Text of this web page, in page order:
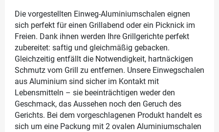
Die vorgestellten Einweg-Aluminiumschalen eignen
sich perfekt für einen Grillabend oder ein Picknick im
Freien. Dank ihnen werden Ihre Grillgerichte perfekt
zubereitet: saftig und gleichmäßig gebacken.
Gleichzeitig entfällt die Notwendigkeit, hartnäckigen
Schmutz vom Grill zu entfernen. Unsere Einwegschalen
aus Aluminium sind sicher im Kontakt mit
Lebensmitteln – sie beeinträchtigen weder den
Geschmack, das Aussehen noch den Geruch des
Gerichts. Bei dem vorgeschlagenen Produkt handelt es
sich um eine Packung mit 2 ovalen Aluminiumschalen